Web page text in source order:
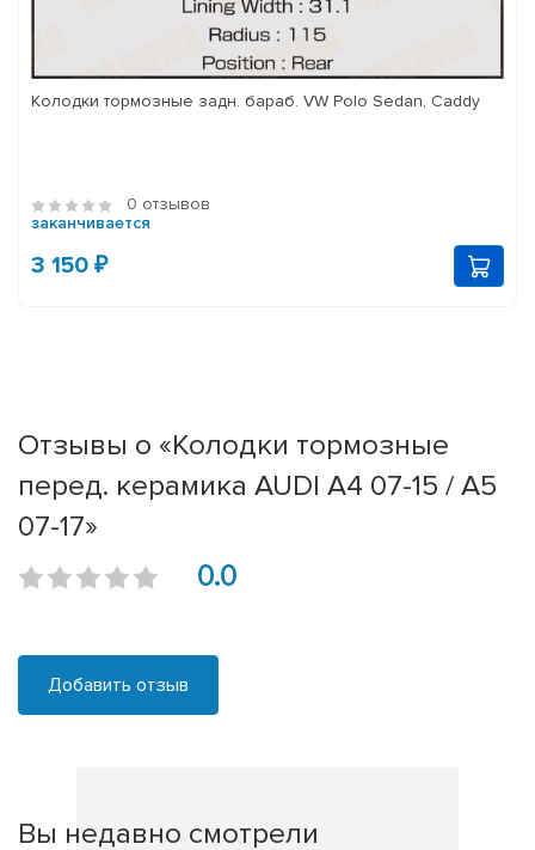
Колодки тормозные задн. бараб. VW Polo Sedan, Caddy
0 отзывов
заканчивается
3 150 ₽
Отзывы о «Колодки тормозные
перед. керамика AUDI A4 07-15 / A5
07-17»
0.0
Добавить отзыв
Вы недавно смотрели